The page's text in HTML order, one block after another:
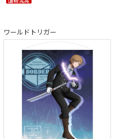
ワールドトリガー